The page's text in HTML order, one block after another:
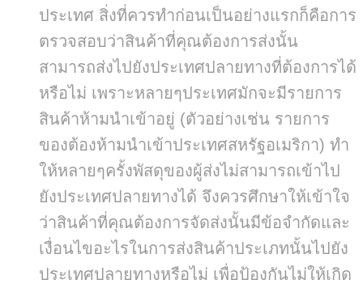
ประเทศ สิ่งที่ควรทำก่อนเป็นอย่างแรกก็คือการ
ตรวจสอบว่าสินค้าที่คุณต้องการส่งนั้น
สามารถส่งไปยังประเทศปลายทางที่ต้องการได้
หรือไม่ เพราะหลายๆประเทศมักจะมีรายการ
สินค้าห้ามนำเข้าอยู่ (ตัวอย่างเช่น รายการ
ของต้องห้ามนำเข้าประเทศสหรัฐอเมริกา) ทำ
ให้หลายๆครั้งพัสดุของผู้ส่งไม่สามารถเข้าไป
ยังประเทศปลายทางได้ จึงควรศึกษาให้เข้าใจ
ว่าสินค้าที่คุณต้องการจัดส่งนั้นมีข้อจำกัดและ
เงื่อนไขอะไรในการส่งสินค้าประเภทนั้นไปยัง
ประเทศปลายทางหรือไม่ เพื่อป้องกันไม่ให้เกิด